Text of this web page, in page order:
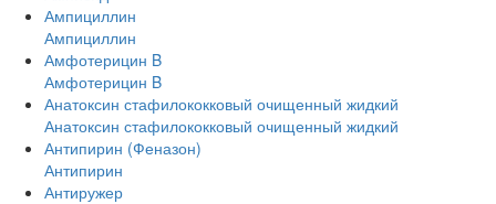
Ампициллин
Ампициллин
Амфотерицин B
Амфотерицин B
Анатоксин стафилококковый очищенный жидкий
Анатоксин стафилококковый очищенный жидкий
Антипирин (Феназон)
Антипирин
Антиружер